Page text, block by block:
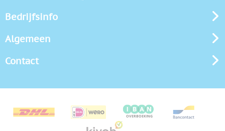
Bedrijfsinfo
Algemeen
Contact